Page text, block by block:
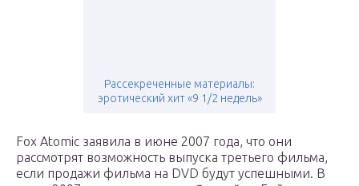
Рассекреченные материалы:
эротический хит «9 1/2 недель»
Fox Atomic заявила в июне 2007 года, что они
рассмотрят возможность выпуска третьего фильма,
если продажи фильма на DVD будут успешными. В